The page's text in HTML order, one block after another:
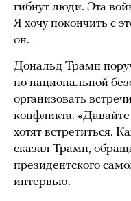
гибнут люди. Эта
Я хочу покончить с
он.
Дональд Трамп
по национальной
организовать
конфликта.
хотят встретиться.
сказал Трамп,
президентского
интервью.